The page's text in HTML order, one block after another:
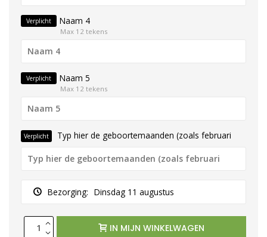
Verplicht Naam 4
Max 12 tekens
Verplicht Naam 5
Max 12 tekens
Verplicht Typ hier de geboortemaanden (zoals februari
Bezorging: Dinsdag 11 augustus
IN MIJN WINKELWAGEN